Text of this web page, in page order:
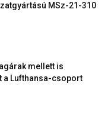
MSz-21-310
mellett is
a Lufthansa-csoport